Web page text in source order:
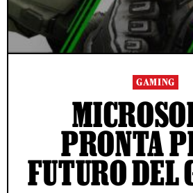
GAMING
PRONTA
FUTURO DEL